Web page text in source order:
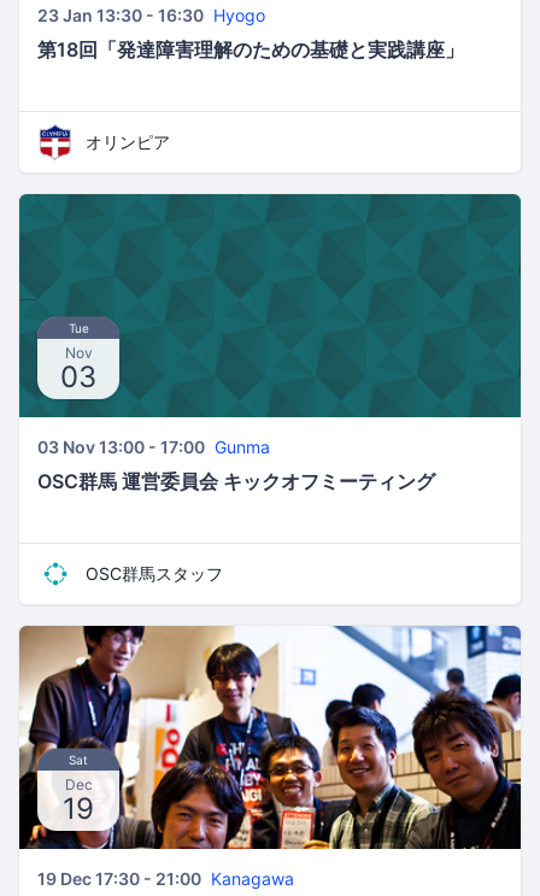
23 Jan 13:30 - 16:30 Hyogo
第18回「発達障害理解のための基礎と実践講座」
オリンピア
Tue
Nov
03
03 Nov 13:00 - 17:00 Gunma
OSC群馬 運営委員会 キックオフミーティング
OSC群馬スタッフ
Sat
Dec
19
19 Dec 17:30 - 21:00 Kanagawa